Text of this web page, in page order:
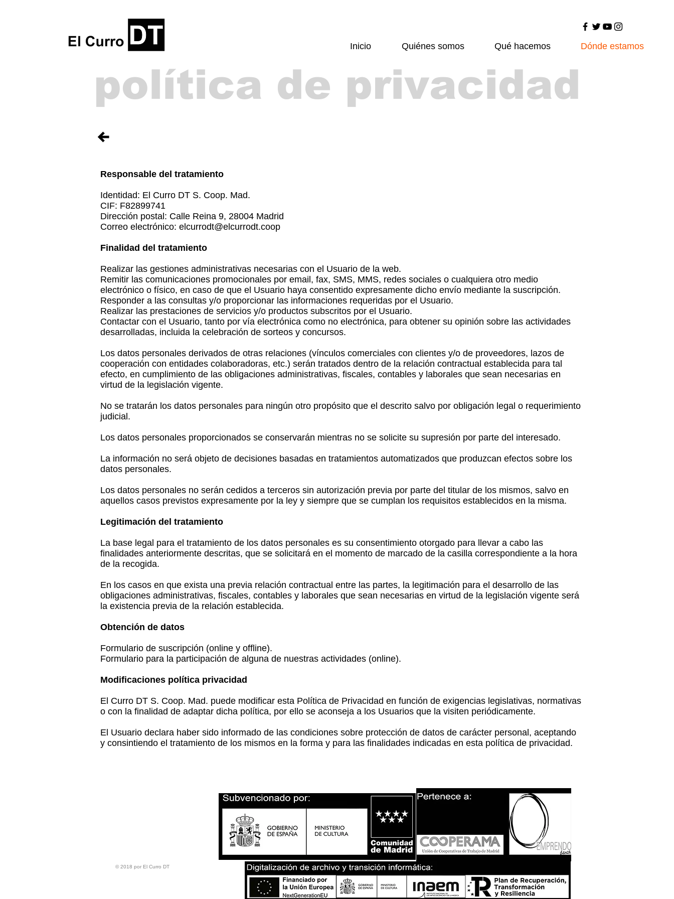
Inicio Quiénes somos Qué hacemos Dónde estamos
política de privacidad
Responsable del tratamiento
Identidad: El Curro DT S. Coop. Mad.
CIF: F82899741
Dirección postal: Calle Reina 9, 28004 Madrid
Correo electrónico: elcurrodt@elcurrodt.coop
Finalidad del tratamiento
Realizar las gestiones administrativas necesarias con el Usuario de la web.
Remitir las comunicaciones promocionales por email, fax, SMS, MMS, redes sociales o cualquiera otro medio
electrónico o físico, en caso de que el Usuario haya consentido expresamente dicho envío mediante la suscripción.
Responder a las consultas y/o proporcionar las informaciones requeridas por el Usuario.
Realizar las prestaciones de servicios y/o productos subscritos por el Usuario.
Contactar con el Usuario, tanto por vía electrónica como no electrónica, para obtener su opinión sobre las actividades
desarrolladas, incluida la celebración de sorteos y concursos.
Los datos personales derivados de otras relaciones (vínculos comerciales con clientes y/o de proveedores, lazos de
cooperación con entidades colaboradoras, etc.) serán tratados dentro de la relación contractual establecida para tal
efecto, en cumplimiento de las obligaciones administrativas, fiscales, contables y laborales que sean necesarias en
virtud de la legislación vigente.
No se tratarán los datos personales para ningún otro propósito que el descrito salvo por obligación legal o requerimiento
judicial.
Los datos personales proporcionados se conservarán mientras no se solicite su supresión por parte del interesado.
La información no será objeto de decisiones basadas en tratamientos automatizados que produzcan efectos sobre los
datos personales.
Los datos personales no serán cedidos a terceros sin autorización previa por parte del titular de los mismos, salvo en
aquellos casos previstos expresamente por la ley y siempre que se cumplan los requisitos establecidos en la misma.
Legitimación del tratamiento
La base legal para el tratamiento de los datos personales es su consentimiento otorgado para llevar a cabo las
finalidades anteriormente descritas, que se solicitará en el momento de marcado de la casilla correspondiente a la hora
de la recogida.
En los casos en que exista una previa relación contractual entre las partes, la legitimación para el desarrollo de las
obligaciones administrativas, fiscales, contables y laborales que sean necesarias en virtud de la legislación vigente será
la existencia previa de la relación establecida.
Obtención de datos
Formulario de suscripción (online y offline).
Formulario para la participación de alguna de nuestras actividades (online).
Modificaciones política privacidad
El Curro DT S. Coop. Mad. puede modificar esta Política de Privacidad en función de exigencias legislativas, normativas
o con la finalidad de adaptar dicha política, por ello se aconseja a los Usuarios que la visiten periódicamente.
El Usuario declara haber sido informado de las condiciones sobre protección de datos de carácter personal, aceptando
y consintiendo el tratamiento de los mismos en la forma y para las finalidades indicadas en esta política de privacidad.
© 2018 por El Curro DT